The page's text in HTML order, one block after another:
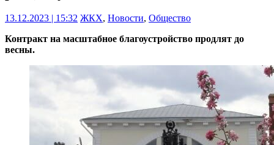
13.12.2023 | 15:32 ЖКХ, Новости, Общество
Контракт на масштабное благоустройство продлят до
весны.